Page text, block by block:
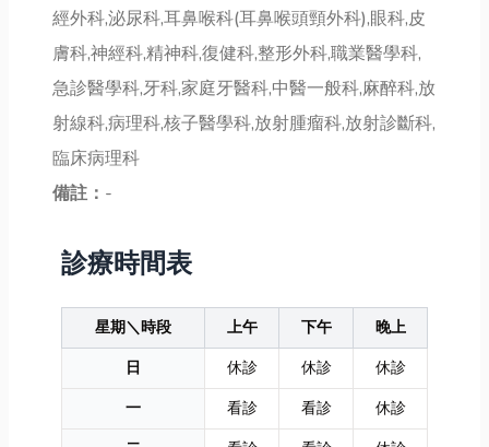
經外科,泌尿科,耳鼻喉科(耳鼻喉頭頸外科),眼科,皮
膚科,神經科,精神科,復健科,整形外科,職業醫學科,
急診醫學科,牙科,家庭牙醫科,中醫一般科,麻醉科,放
射線科,病理科,核子醫學科,放射腫瘤科,放射診斷科,
臨床病理科
備註： -
診療時間表
星期＼時段 上午 下午
晚上
日
休診 休診
休診
一
看診 看診
休診